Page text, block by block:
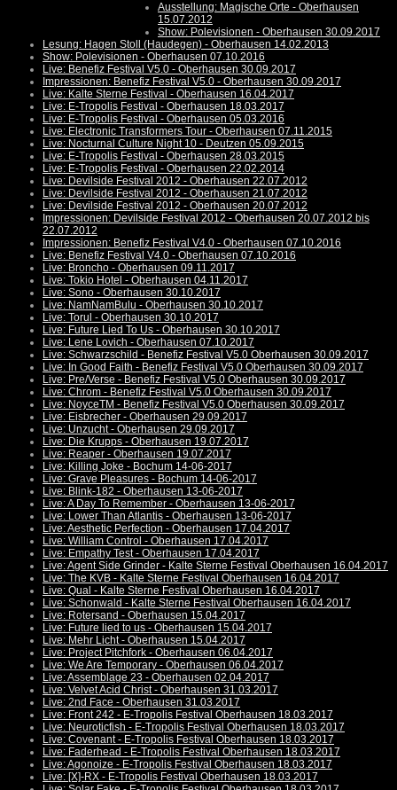
Ausstellung: Magische Orte - Oberhausen
15.07.2012
Show: Polevisionen - Oberhausen 30.09.2017
Lesung: Hagen Stoll (Haudegen) - Oberhausen 14.02.2013
Show: Polevisionen - Oberhausen 07.10.2016
Live: Benefiz Festival V5.0 - Oberhausen 30.09.2017
Impressionen: Benefiz Festival V5.0 - Oberhausen 30.09.2017
Live: Kalte Sterne Festival - Oberhausen 16.04.2017
Live: E-Tropolis Festival - Oberhausen 18.03.2017
Live: E-Tropolis Festival - Oberhausen 05.03.2016
Live: Electronic Transformers Tour - Oberhausen 07.11.2015
Live: Nocturnal Culture Night 10 - Deutzen 05.09.2015
Live: E-Tropolis Festival - Oberhausen 28.03.2015
Live: E-Tropolis Festival - Oberhausen 22.02.2014
Live: Devilside Festival 2012 - Oberhausen 22.07.2012
Live: Devilside Festival 2012 - Oberhausen 21.07.2012
Live: Devilside Festival 2012 - Oberhausen 20.07.2012
Impressionen: Devilside Festival 2012 - Oberhausen 20.07.2012 bis
22.07.2012
Impressionen: Benefiz Festival V4.0 - Oberhausen 07.10.2016
Live: Benefiz Festival V4.0 - Oberhausen 07.10.2016
Live: Broncho - Oberhausen 09.11.2017
Live: Tokio Hotel - Oberhausen 04.11.2017
Live: Sono - Oberhausen 30.10.2017
Live: NamNamBulu - Oberhausen 30.10.2017
Live: Torul - Oberhausen 30.10.2017
Live: Future Lied To Us - Oberhausen 30.10.2017
Live: Lene Lovich - Oberhausen 07.10.2017
Live: Schwarzschild - Benefiz Festival V5.0 Oberhausen 30.09.2017
Live: In Good Faith - Benefiz Festival V5.0 Oberhausen 30.09.2017
Live: Pre/Verse - Benefiz Festival V5.0 Oberhausen 30.09.2017
Live: Chrom - Benefiz Festival V5.0 Oberhausen 30.09.2017
Live: NoyceTM - Benefiz Festival V5.0 Oberhausen 30.09.2017
Live: Eisbrecher - Oberhausen 29.09.2017
Live: Unzucht - Oberhausen 29.09.2017
Live: Die Krupps - Oberhausen 19.07.2017
Live: Reaper - Oberhausen 19.07.2017
Live: Killing Joke - Bochum 14-06-2017
Live: Grave Pleasures - Bochum 14-06-2017
Live: Blink-182 - Oberhausen 13-06-2017
Live: A Day To Remember - Oberhausen 13-06-2017
Live: Lower Than Atlantis - Oberhausen 13-06-2017
Live: Aesthetic Perfection - Oberhausen 17.04.2017
Live: William Control - Oberhausen 17.04.2017
Live: Empathy Test - Oberhausen 17.04.2017
Live: Agent Side Grinder - Kalte Sterne Festival Oberhausen 16.04.2017
Live: The KVB - Kalte Sterne Festival Oberhausen 16.04.2017
Live: Qual - Kalte Sterne Festival Oberhausen 16.04.2017
Live: Schonwald - Kalte Sterne Festival Oberhausen 16.04.2017
Live: Rotersand - Oberhausen 15.04.2017
Live: Future lied to us - Oberhausen 15.04.2017
Live: Mehr Licht - Oberhausen 15.04.2017
Live: Project Pitchfork - Oberhausen 06.04.2017
Live: We Are Temporary - Oberhausen 06.04.2017
Live: Assemblage 23 - Oberhausen 02.04.2017
Live: Velvet Acid Christ - Oberhausen 31.03.2017
Live: 2nd Face - Oberhausen 31.03.2017
Live: Front 242 - E-Tropolis Festival Oberhausen 18.03.2017
Live: Neuroticfish - E-Tropolis Festival Oberhausen 18.03.2017
Live: Covenant - E-Tropolis Festival Oberhausen 18.03.2017
Live: Faderhead - E-Tropolis Festival Oberhausen 18.03.2017
Live: Agonoize - E-Tropolis Festival Oberhausen 18.03.2017
Live: [X]-RX - E-Tropolis Festival Oberhausen 18.03.2017